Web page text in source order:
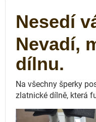
Nesedí
Nevadí,
dílnu.
Na všechny šperky
zlatnické dílně, která